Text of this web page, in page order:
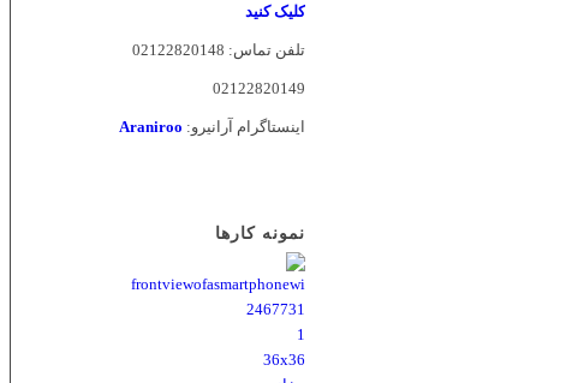
کلیک کنید
تلفن تماس: 02122820148
02122820149
اینستاگرام آرانیرو: Araniroo
نمونه کارها